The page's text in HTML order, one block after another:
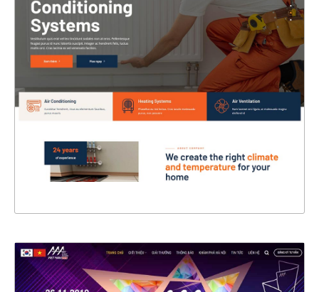
47313
XEM THỰC TẾ